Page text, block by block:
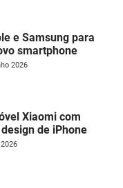
e Samsung para
smartphone
2026
Xiaomi com
de iPhone